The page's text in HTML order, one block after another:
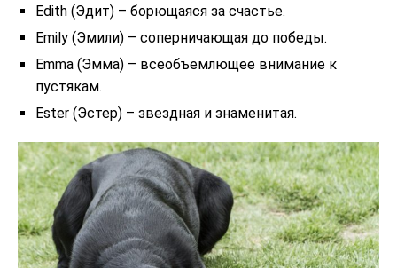
Edith (Эдит) – борющаяся за счастье.
Emily (Эмили) – соперничающая до победы.
Emma (Эмма) – всеобъемлющее внимание к
пустякам.
Ester (Эстер) – звездная и знаменитая.